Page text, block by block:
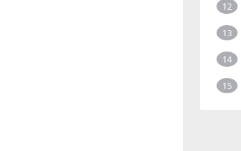
12
13
14
15